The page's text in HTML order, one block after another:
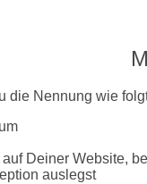
die Nennung wie
Deiner Website,
auslegst